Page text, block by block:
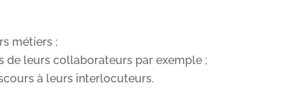
métiers ;
de leurs collaborateurs par exemple ;
à leurs interlocuteurs.